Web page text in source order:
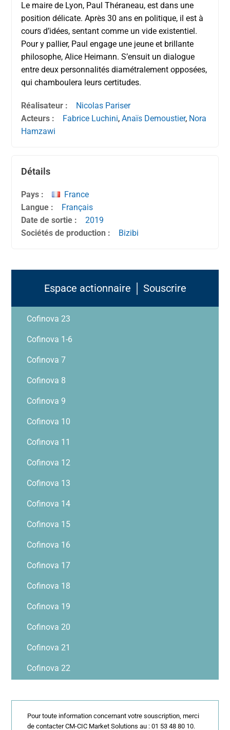
Le maire de Lyon, Paul Théraneau, est dans une
position délicate. Après 30 ans en politique, il est à
cours d’idées, sentant comme un vide existentiel.
Pour y pallier, Paul engage une jeune et brillante
philosophe, Alice Heimann. S’ensuit un dialogue
entre deux personnalités diamétralement opposées,
qui chamboulera leurs certitudes.
Réalisateur :
Nicolas Pariser
Acteurs :
Fabrice Luchini,Anaïs Demoustier, Nora
Hamzawi
Détails
Pays :
France
Langue :
Français
Date de sortie :
2019
Sociétés de production :
Bizibi
Espace actionnaire │ Souscrire
Cofinova 23
Cofinova 1-6
Cofinova 7
Cofinova 8
Cofinova 9
Cofinova 10
Cofinova 11
Cofinova 12
Cofinova 13
Cofinova 14
Cofinova 15
Cofinova 16
Cofinova 17
Cofinova 18
Cofinova 19
Cofinova 20
Cofinova 21
Cofinova 22
Pour toute information concernant votre souscription, merci
de contacter CM-CIC Market Solutions au : 01 53 48 80 10.